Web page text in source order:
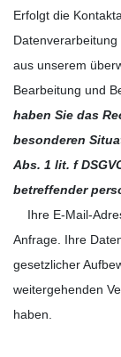
Erfolgt die
aus unserem
Bearbeitung und
haben Sie das
besonderen
Abs. 1 lit. f
betreffender
Ihre E-Mail-
Anfrage. Ihre
gesetzlicher
weitergehenden
haben.